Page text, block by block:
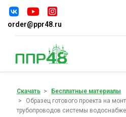
order@ppr48.ru
Скачать
Бесплатные материалы
Образец готового проекта на
трубопроводов системы